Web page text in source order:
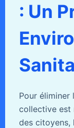
: Un
Pour éliminer
collective est
des citoyens,